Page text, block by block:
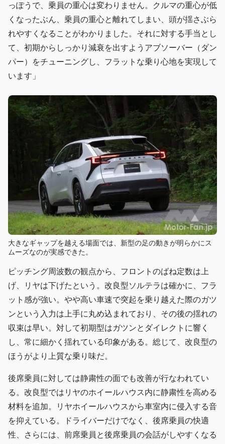
っぽうで、乗員の重心は変わりません。クルマの重心が低
くなったぶん、乗員の重心と離れてしまい、頭が揺さぶら
れやすくなることがわかりました。それに対する手当とし
て、初期からしっかり減衰を出すようアブソーバー（ダン
パー）をチューニングし、フラットな乗り心地を実現して
います」
大きなギャップを越える場面では、新型の足の動きが明らかにス
ムーズなのが実感できた。
ピッチング周波数の観点から、フロントのばね定数は上
げ、リヤは下げたという。改良型ソルテラは確かに、フラ
ット感が強い。やや高い車速で突起を乗り越えた際のガツ
ンという入力は上手に丸め込まれており、その後の揺れの
収束は早い。対して初期型はガツンとダイレクトに響く
し、常に細かく揺れている印象がある。総じて、改良型の
ほうがより上質な乗り味だ。
後席乗員に対しては静粛性の面でも改善が行なわれてい
る。改良型ではリヤのホイールハウス内に静粛性を高める
材料を追加。リヤホイールハウスから車室内に侵入する音
を抑えている。ドライバーだけでなく、後席乗員の快適
性、さらには、前席乗員と後席乗員の会話がしやすくなる